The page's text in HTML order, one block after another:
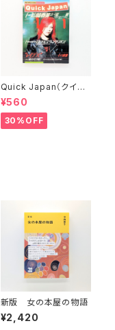
Quick Japan（クイッ
ク・ジャパン）Vol.11
¥560
30%OFF
新版 女の本屋の物語
¥2,420